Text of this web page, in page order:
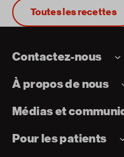
Toutes les recettes
Contactez-nous
À propos de nous
Médias et
Pour les patients